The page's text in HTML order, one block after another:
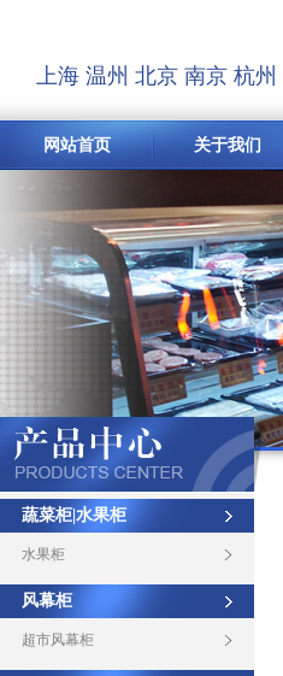
上海 温州 北京 南京 杭州
网站首页 关于我们
蔬菜柜|水果柜
水果柜
风幕柜
超市风幕柜